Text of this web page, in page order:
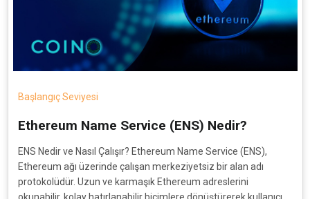
Başlangıç Seviyesi
Ethereum Name Service (ENS) Nedir?
ENS Nedir ve Nasıl Çalışır? Ethereum Name Service (ENS),
Ethereum ağı üzerinde çalışan merkeziyetsiz bir alan adı
protokolüdür. Uzun ve karmaşık Ethereum adreslerini